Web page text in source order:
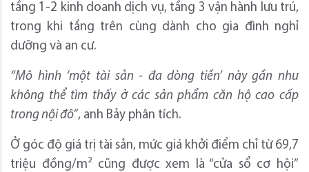
tầng 1-2 kinh doanh dịch vụ, tầng 3 vận hành lưu trú,
trong khi tầng trên cùng dành cho gia đình nghỉ
dưỡng và an cư.
“Mô hình ‘một tài sản - đa dòng tiền’ này gần như
không thể tìm thấy ở các sản phẩm căn hộ cao cấp
trong nội đô”, anh Bảy phân tích.
Ở góc độ giá trị tài sản, mức giá khởi điểm chỉ từ 69,7
triệu đồng/m² cũng được xem là “cửa sổ cơ hội”